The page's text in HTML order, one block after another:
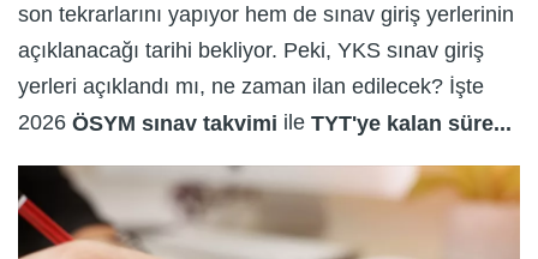
son tekrarlarını yapıyor hem de sınav giriş yerlerinin
açıklanacağı tarihi bekliyor. Peki, YKS sınav giriş
yerleri açıklandı mı, ne zaman ilan edilecek? İşte
2026 ÖSYM sınav takvimi ile TYT'ye kalan süre...